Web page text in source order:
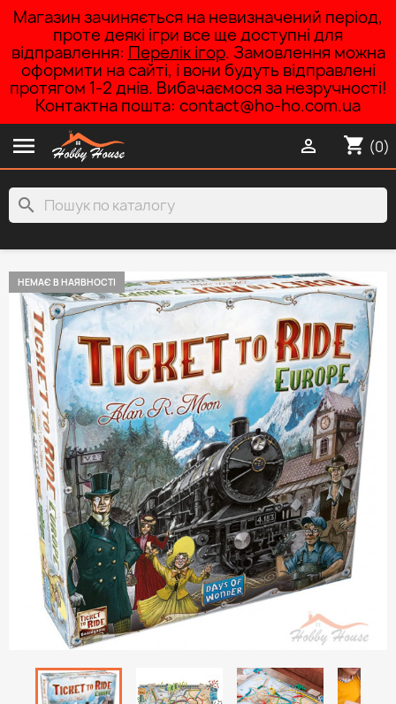
Магазин зачиняється на невизначений період,
проте деякі ігри все ще доступні для
відправлення: Перелік ігор. Замовлення можна
оформити на сайті, і вони будуть відправлені
протягом 1-2 днів. Вибачаємося за незручності!
Контактна пошта: contact@ho-ho.com.ua
 shopping_cart (0)

search
НЕМАЄ В НАЯВНОСТІ